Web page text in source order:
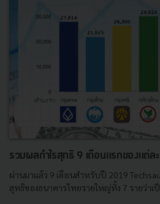
รวมผลกำไรสุทธิ 9 เดือนแรกของแต่ล
ผ่านมาแล้ว 9 เดือนสำหรับปี 2019
สุทธิของธนาคารไทยรายใหญ่ทั้ง 7 รายว่าเป็